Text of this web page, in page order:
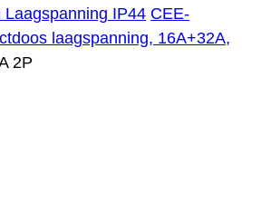
IP44 CEE-
laagspanning, 16A+32A,
2P